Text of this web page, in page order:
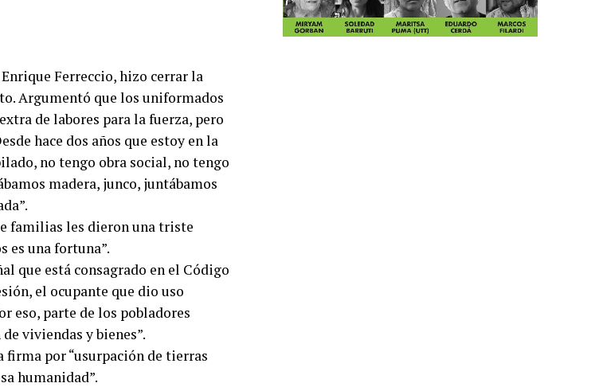
Ferreccio, hizo cerrar la
Argumentó que los uniformados
de labores para la fuerza, pero
hace dos años que estoy en la
no tengo obra social, no tengo
madera, junco, juntábamos
familias les dieron una triste
es una fortuna”.
que está consagrado en el Código
el ocupante que dio uso
eso, parte de los pobladores
viviendas y bienes”.
firma por “usurpación de tierras
humanidad”.